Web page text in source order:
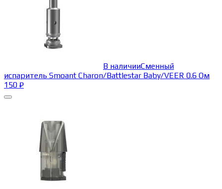
В наличииСменный
испаритель Smoant Charon/Battlestar Baby/VEER 0.6 Ом
150 ₽